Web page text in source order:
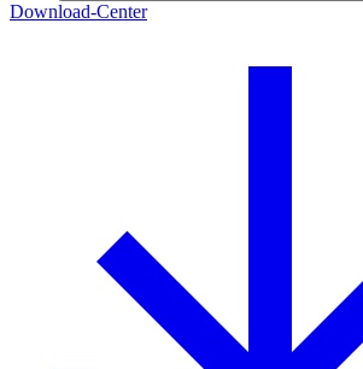
Download-Center